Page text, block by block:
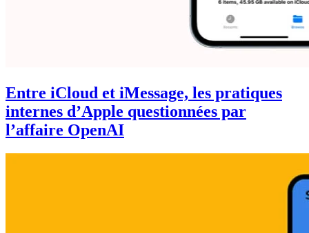
Entre iCloud et iMessage, les pratiques
internes d’Apple questionnées par
l’affaire OpenAI